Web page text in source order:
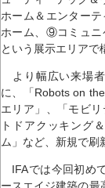
ホーム＆エンター
ホーム、⑨コミュニ
という展示エリアで
より幅広い来場
に、「Robots on
エリア」、「モビ
トドアクッキング
ム」など、新規で刷
IFAでは今回初め